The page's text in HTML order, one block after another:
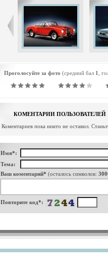
Проголосуйте за фото (средний бал 1 ,
КОМЕНТАРИИ ПОЛЬЗОВАТЕЛЕЙ
Коментариев пока никто не оставил.
Имя*:
Тема:
Ваш коментарий* (осталось символов:
Повторите код*: